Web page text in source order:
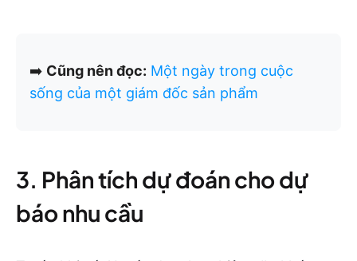
➡️ Cũng nên đọc: Một ngày trong cuộc
sống của một giám đốc sản phẩm
3. Phân tích dự đoán cho dự
báo nhu cầu